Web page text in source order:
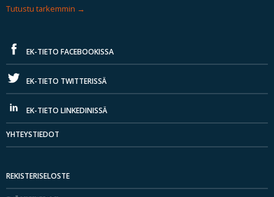
Tutustu tarkemmin
EK-TIETO FACEBOOKISSA
EK-TIETO TWITTERISSÄ
EK-TIETO LINKEDINISSÄ
YHTEYSTIEDOT
REKISTERISELOSTE